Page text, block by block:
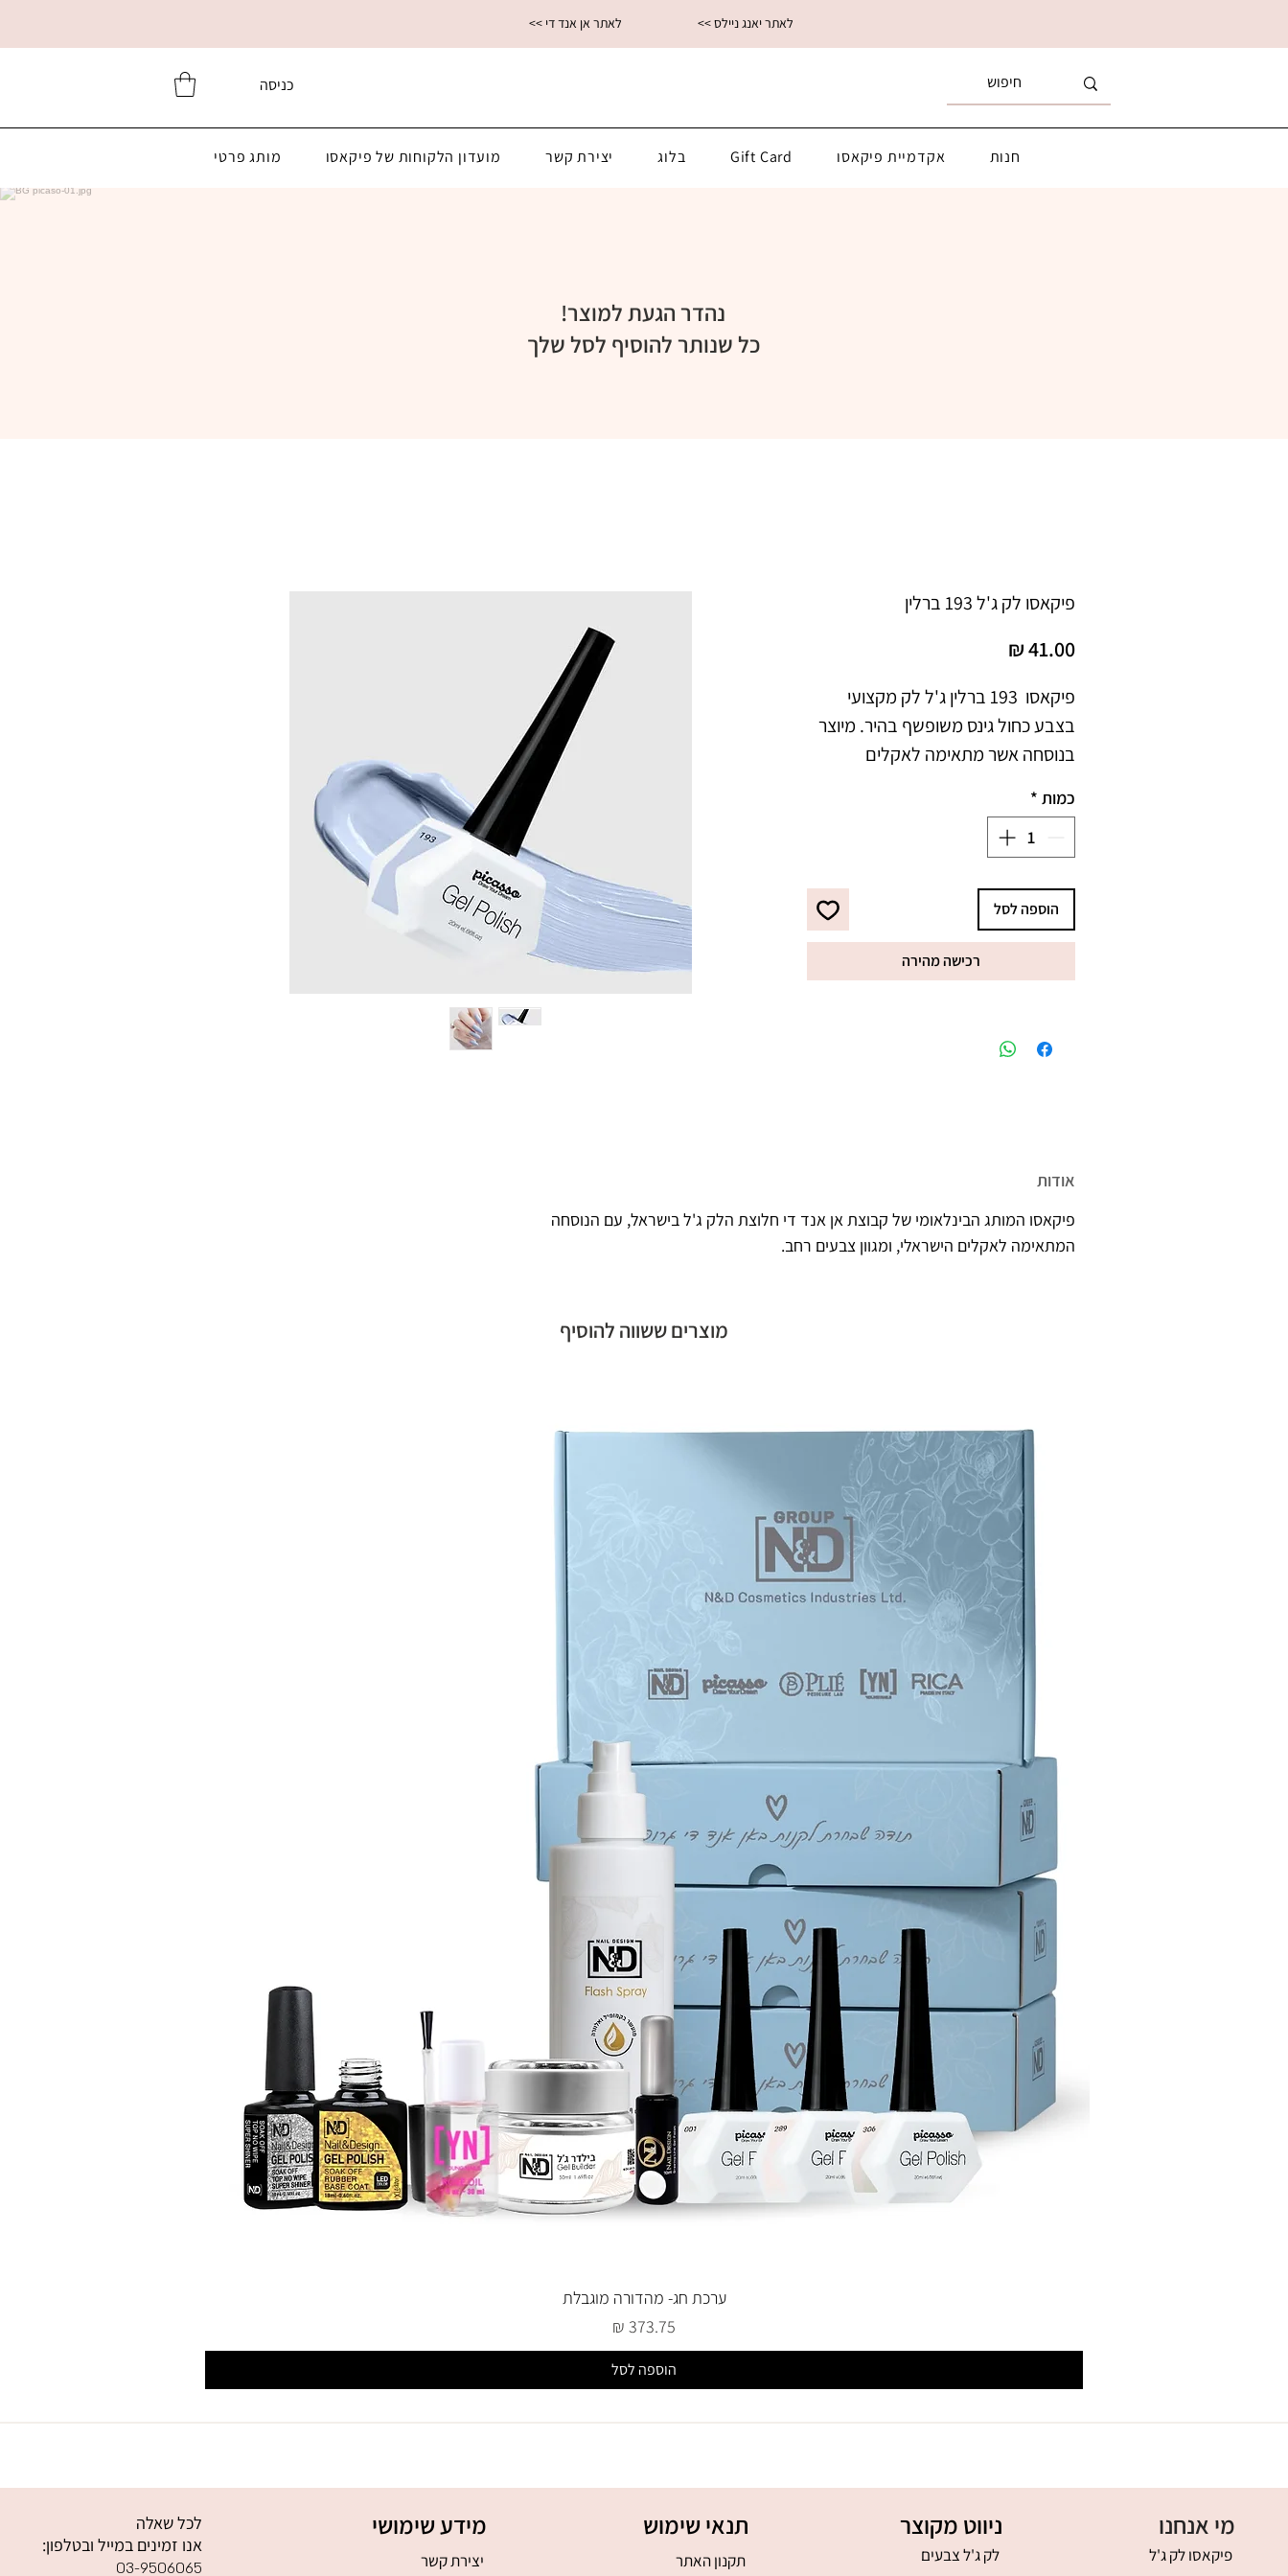
<< לאתר אן אנד די << לאתר יאנג ניילס
כניסה
חנות אקדמיית פיקאסו Gift Card בלוג יצירת קשר מועדון הלקוחות של פיקאסו מותג פרטי
נהדר הגעת למוצר!
כל שנותר להוסיף לסל שלך
פיקאסו לק ג'ל 193 ברלין
לבקבוק מברשת מתקדמת עם סיבים
מיוחדים, למריחת הג'ל לק בצורה
כמות *
הוספה לסל
רכישה מהירה
אודות
פיקאסו המותג הבינלאומי של קבוצת אן אנד די חלוצת הלק ג'ל בישראל, עם הנוסחה
המתאימה לאקלים הישראלי, ומגוון צבעים רחב.
מוצרים ששווה להוסיף
ערכת חג- מהדורה מוגבלת
מחיר
הוספה לסל
לכל שאלה
אנו זמינים במייל ובטלפון:
03-9506065
מידע שימושי
יצירת קשר
תנאי שימוש
תקנון האתר
ניווט מקוצר
לק ג'ל צבעים
מי אנחנו
פיקאסו לק ג'ל